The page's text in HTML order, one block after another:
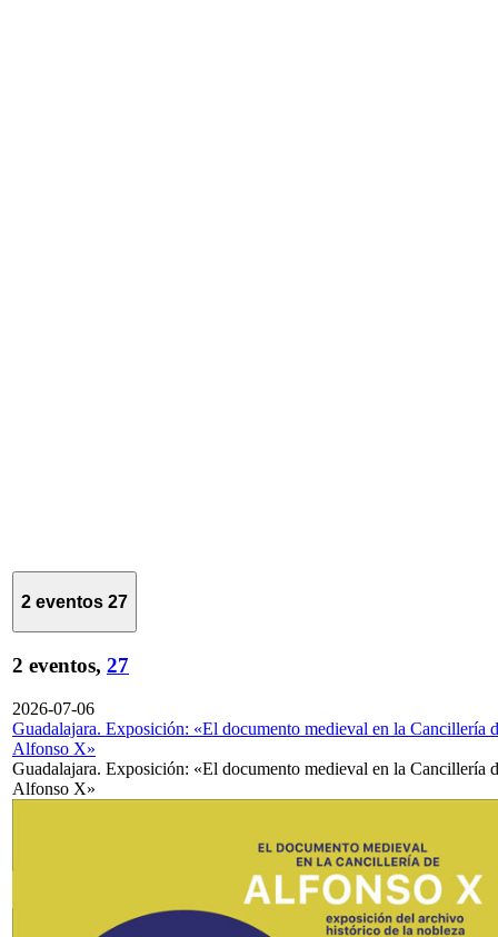
2 eventos 27
2 eventos, 27
2026-07-06
Guadalajara. Exposición: «El documento medieval en la Cancillería
Alfonso X»
Guadalajara. Exposición: «El documento medieval en la Cancillería
Alfonso X»